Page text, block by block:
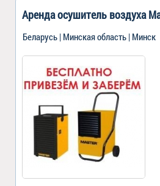
Аренда осушитель воздуха
Беларусь | Минская область | Минск